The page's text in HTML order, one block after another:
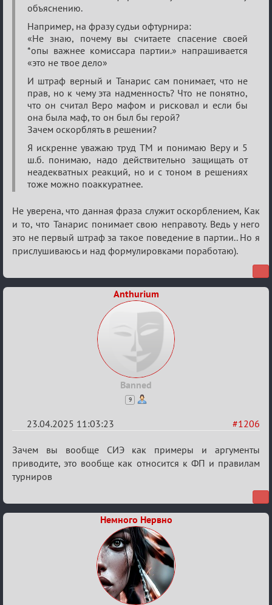
объяснению.
Например, на фразу судьи офтурнира:
«Не знаю, почему вы считаете спасение своей
*опы важнее комиссара партии.» напрашивается
«это не твое дело»
И штраф верный и Танарис сам понимает, что не
прав, но к чему эта надменность? Что не понятно,
что он считал Веро мафом и рисковал и если бы
она была маф, то он был бы герой?
Зачем оскорблять в решении?
Я искренне уважаю труд ТМ и понимаю Веру и 5
ш.б. понимаю, надо действительно защищать от
неадекватных реакций, но и с тоном в решениях
тоже можно поаккуратнее.
Не уверена, что данная фраза служит оскорблением, Как
и то, что Танарис понимает свою неправоту. Ведь у него
это не первый штраф за такое поведение в партии.. Но я
прислушиваюсь и над формулировками поработаю).
Anthurium
Banned
9
#1206
23.04.2025 11:03:23
Re:
Разговоры
о
ТПК.
Зачем вы вообще СИЭ как примеры и аргументы
приводите, это вообще как относится к ФП и правилам
турниров
Немного Нервно